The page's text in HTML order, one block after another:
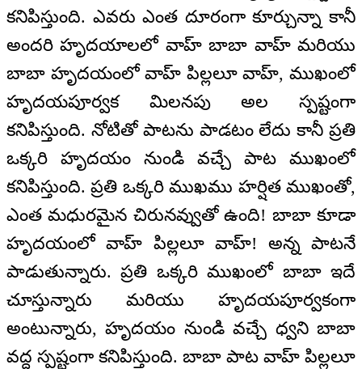
కనిపిస్తుంది. ఎవరు ఎంత దూరంగా కూర్చున్నా కానీ
అందరి హృదయాలలో వాహ్ బాబా వాహ్ మరియు
బాబా హృదయంలో వాహ్ పిల్లలూ వాహ్, ముఖంలో
హృదయపూర్వక మిలనపు అల స్పష్టంగా
కనిపిస్తుంది. నోటితో పాటను పాడటం లేదు కానీ ప్రతి
ఒక్కరి హృదయం నుండి వచ్చే పాట ముఖంలో
కనిపిస్తుంది. ప్రతి ఒక్కరి ముఖము హర్షిత ముఖంతో,
ఎంత మధురమైన చిరునవ్వుతో ఉంది! బాబా కూడా
హృదయంలో వాహ్ పిల్లలూ వాహ్! అన్న పాటనే
పాడుతున్నారు. ప్రతి ఒక్కరి ముఖంలో బాబా ఇదే
చూస్తున్నారు మరియు హృదయపూర్వకంగా
అంటున్నారు, హృదయం నుండి వచ్చే ధ్వని బాబా
వద్ద స్పష్టంగా కనిపిస్తుంది. బాబా పాట వాహ్ పిల్లలూ